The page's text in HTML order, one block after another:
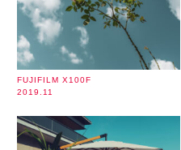
FUJIFILM X100F
2019.11